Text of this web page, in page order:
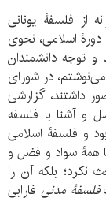
از فلسفۀ یونانی
اسلامی، نحوی
و توجه دانشمندان
در شورای
داشتند، گزارشی
آشنا با فلسفه
و فلسفۀ اسلامی
همۀ سواد و فضل و
نکرد؛ بلکه آن را
فلسفۀ مدنی فارابی